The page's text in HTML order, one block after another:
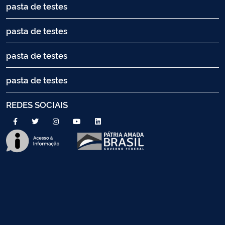
pasta de testes
pasta de testes
pasta de testes
pasta de testes
REDES SOCIAIS